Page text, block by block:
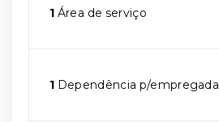
1 Área de serviço
1 Dependência p/empregada